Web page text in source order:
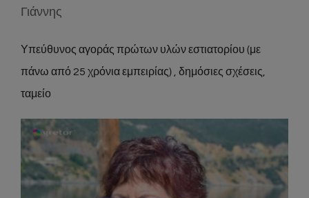
Γιάννης
Υπεύθυνος αγοράς πρώτων υλών εστιατορίου (με
πάνω από 25 χρόνια εμπειρίας) , δημόσιες σχέσεις,
ταμείο